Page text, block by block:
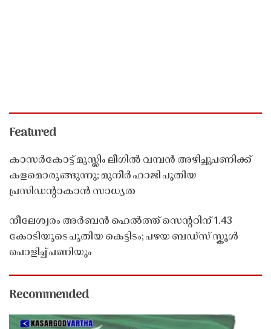
Featured
കാസർകോട്ട് മുസ്ലിം ലീഗിൽ വമ്പൻ അഴിച്ചുപണിക്ക്
കളമൊരുങ്ങുന്നു; മുനീർ ഹാജി പുതിയ
പ്രസിഡൻ്റാകാൻ സാധ്യത
നീലേശ്വരം അർബൻ ഹെൽത്ത് സെൻ്ററിന് 1.43
കോടിയുടെ പുതിയ കെട്ടിടം; പഴയ ബഡ്സ് സ്കൂൾ
പൊളിച്ച് പണിയും
Recommended